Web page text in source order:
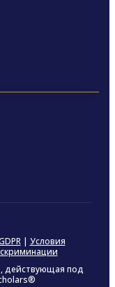
| Условия
действующая под